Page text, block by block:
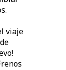
viaje